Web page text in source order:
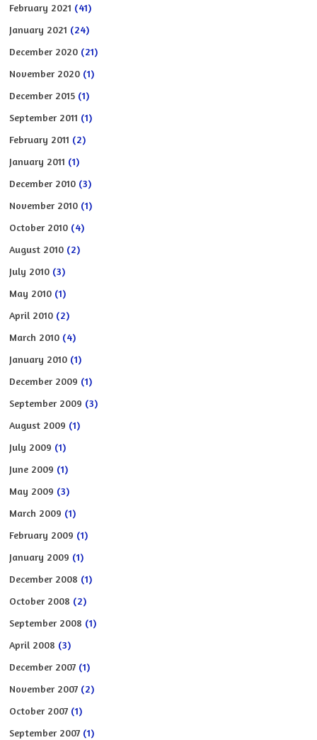
February 2021 (41)
January 2021 (24)
December 2020 (21)
November 2020 (1)
December 2015 (1)
September 2011 (1)
February 2011 (2)
January 2011 (1)
December 2010 (3)
November 2010 (1)
October 2010 (4)
August 2010 (2)
July 2010 (3)
May 2010 (1)
April 2010 (2)
March 2010 (4)
January 2010 (1)
December 2009 (1)
September 2009 (3)
August 2009 (1)
July 2009 (1)
June 2009 (1)
May 2009 (3)
March 2009 (1)
February 2009 (1)
January 2009 (1)
December 2008 (1)
October 2008 (2)
September 2008 (1)
April 2008 (3)
December 2007 (1)
November 2007 (2)
October 2007 (1)
September 2007 (1)